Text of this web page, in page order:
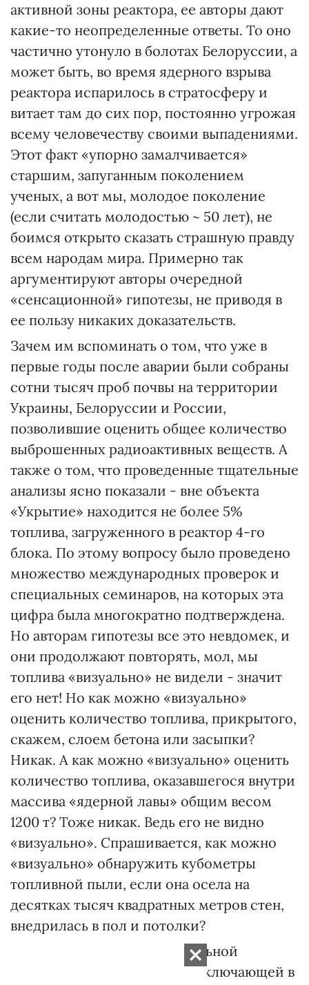
активной зоны реактора, ее авторы дают
какие-то неопределенные ответы. То оно
частично утонуло в болотах Белоруссии, а
может быть, во время ядерного взрыва
реактора испарилось в стратосферу и
витает там до сих пор, постоянно угрожая
всему человечеству своими выпадениями.
Этот факт «упорно замалчивается»
старшим, запуганным поколением
ученых, а вот мы, молодое поколение
(если считать молодостью ~ 50 лет), не
боимся открыто сказать страшную правду
всем народам мира. Примерно так
аргументируют авторы очередной
«сенсационной» гипотезы, не приводя в
ее пользу никаких доказательств.
Зачем им вспоминать о том, что уже в
первые годы после аварии были собраны
сотни тысяч проб почвы на территории
Украины, Белоруссии и России,
позволившие оценить общее количество
выброшенных радиоактивных веществ. А
также о том, что проведенные тщательные
анализы ясно показали - вне объекта
«Укрытие» находится не более 5%
топлива, загруженного в реактор 4-го
блока. По этому вопросу было проведено
множество международных проверок и
специальных семинаров, на которых эта
цифра была многократно подтверждена.
Но авторам гипотезы все это невдомек, и
они продолжают повторять, мол, мы
топлива «визуально» не видели - значит
его нет! Но как можно «визуально»
оценить количество топлива, прикрытого,
скажем, слоем бетона или засыпки?
Никак. А как можно «визуально» оценить
количество топлива, оказавшегося внутри
массива «ядерной лавы» общим весом
1200 т? Тоже никак. Ведь его не видно
«визуально». Спрашивается, как можно
«визуально» обнаружить кубометры
топливной пыли, если она осела на
десятках тысяч квадратных метров стен,
внедрилась в пол и потолки?
Только при помощи специальной
технологии исследований, включающей в